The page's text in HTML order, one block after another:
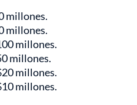
millones.
millones.
millones.
millones.
millones.
millones.